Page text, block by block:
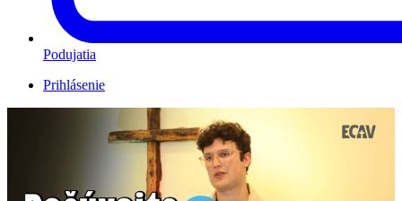
Podujatia
Prihlásenie